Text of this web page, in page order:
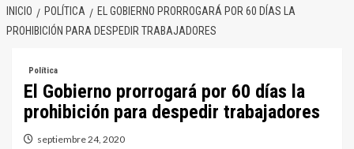
INICIO POLÍTICA
EL GOBIERNO PRORROGARÁ POR 60 DÍAS LA
PROHIBICIÓN PARA DESPEDIR TRABAJADORES
Política
El Gobierno prorrogará por 60 días la
prohibición para despedir trabajadores
septiembre 24, 2020